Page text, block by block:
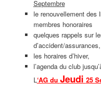
Septembre
le renouvellement des
membres honoraires
quelques rappels sur
d’accident/
les horaires d’hiver,
l’agenda du club
L ‘AG du Jeudi 25